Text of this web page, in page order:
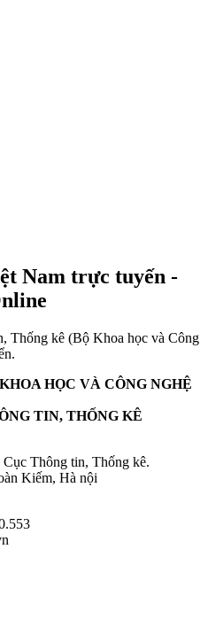
Nam trực tuyến -
Thống kê (Bộ Khoa học và Công
HỌC VÀ CÔNG NGHỆ
TIN, THỐNG KÊ
Thông tin, Thống kê.
Kiếm, Hà nội